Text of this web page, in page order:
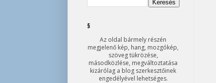
§
Az oldal bármely részén
megjelenő kép, hang, mozgókép,
szöveg tükrözése,
másodközlése, megváltoztatása
kizárólag a blog szerkesztőinek
engedélyével lehetséges.